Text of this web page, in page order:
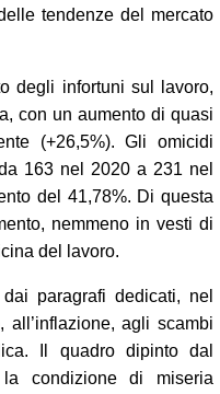
tendenze del mercato
degli infortuni sul lavoro,
con un aumento di quasi
(+26,5%). Gli omicidi
163 nel 2020 a 231 nel
del 41,78%. Di questa
nemmeno in vesti di
del lavoro.
paragrafi dedicati, nel
all’inflazione, agli scambi
Il quadro dipinto dal
condizione di miseria